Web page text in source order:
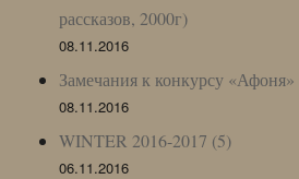
рассказов, 2000г)
08.11.2016
Замечания к конкурсу «Афоня»
08.11.2016
WINTER 2016-2017 (5)
06.11.2016